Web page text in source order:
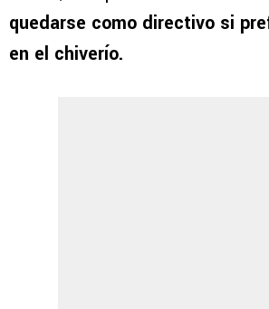
quedarse como directivo si
en el chiverío.